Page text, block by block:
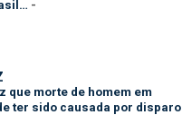
-
que morte de homem em
ter sido causada por disparo